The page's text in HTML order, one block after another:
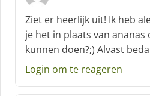
c
h
r
e
e
:
Ziet er heerlijk uit! Ik heb
je het in plaats van ananas
kunnen doen?;) Alvast
Login om te reageren